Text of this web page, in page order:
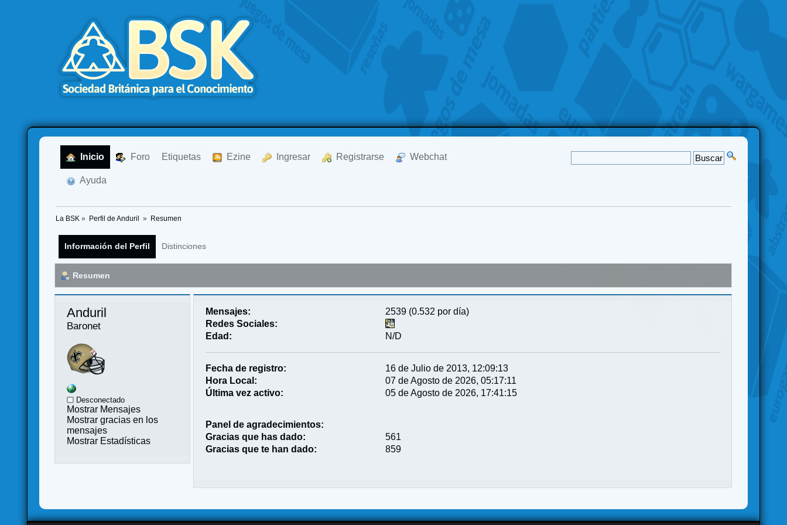
Inicio Foro Etiquetas Ezine Ingresar Registrarse Webchat
Ayuda
La BSK » Perfil de Anduril » Resumen
Información del Perfil Distinciones
Resumen
Anduril
Baronet
Desconectado
Mostrar Mensajes
Mostrar gracias en los
mensajes
Mostrar Estadísticas
Mensajes:
2539 (0.532 por día)
Redes Sociales:
Edad:
N/D
Fecha de registro:
16 de Julio de 2013, 12:09:13
Hora Local:
07 de Agosto de 2026, 05:17:11
Última vez activo:
05 de Agosto de 2026, 17:41:15
Panel de agradecimientos:
Gracias que has dado:
561
Gracias que te han dado:
859